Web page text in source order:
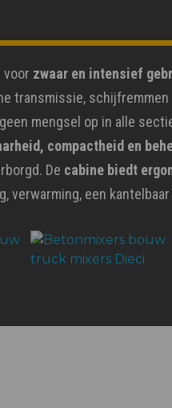
voor zwaar en intensief
transmissie,
mengsel op in alle
compactheid en
De cabine biedt
verwarming, een